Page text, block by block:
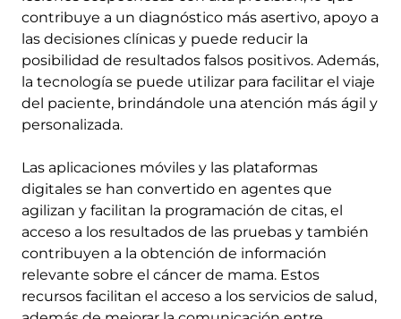
contribuye a un diagnóstico más asertivo, apoyo a
las decisiones clínicas y puede reducir la
posibilidad de resultados falsos positivos. Además,
la tecnología se puede utilizar para facilitar el viaje
del paciente, brindándole una atención más ágil y
personalizada.
Las aplicaciones móviles y las plataformas
digitales se han convertido en agentes que
agilizan y facilitan la programación de citas, el
acceso a los resultados de las pruebas y también
contribuyen a la obtención de información
relevante sobre el cáncer de mama. Estos
recursos facilitan el acceso a los servicios de salud,